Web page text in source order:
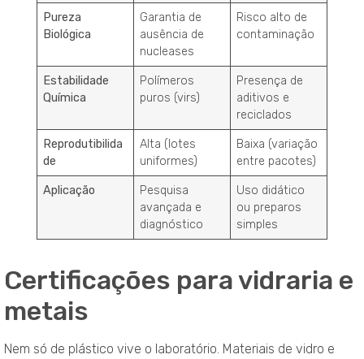
Pureza
Biológica
Garantia de
ausência de
nucleases
Risco alto de
contaminação
Estabilidade
Química
Polímeros
puros (virs)
Presença de
aditivos e
reciclados
Reprodutibilida
de
Alta (lotes
uniformes)
Baixa (variação
entre pacotes)
Aplicação
Pesquisa
avançada e
diagnóstico
Uso didático
ou preparos
simples
Certificações para vidraria e
metais
Nem só de plástico vive o laboratório. Materiais de vidro e